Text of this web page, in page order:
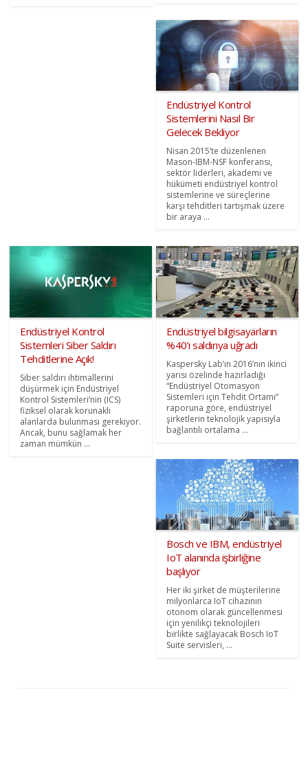
Endüstriyel Kontrol
Sistemlerini Nasıl Bir
Gelecek Bekliyor
Nisan 2015’te düzenlenen
Mason-IBM-NSF konferansı,
sektör liderleri, akademi ve
hükümeti endüstriyel kontrol
sistemlerine ve süreçlerine
karşı tehditleri tartışmak üzere
bir araya ...
Endüstriyel Kontrol
Sistemleri Siber Saldırı
Tehditlerine Açık!
Siber saldırı ihtimallerini
düşürmek için Endüstriyel
Kontrol Sistemleri’nin (ICS)
fiziksel olarak korunaklı
alanlarda bulunması gerekiyor.
Ancak, bunu sağlamak her
zaman mümkün ...
Endüstriyel bilgisayarların
%40’ı saldırıya uğradı
Kaspersky Lab’ın 2016’nın ikinci
yarısı özelinde hazırladığı
“Endüstriyel Otomasyon
Sistemleri için Tehdit Ortamı”
raporuna göre, endüstriyel
şirketlerin teknolojik yapısıyla
bağlantılı ortalama ...
Bosch ve IBM, endüstriyel
IoT alanında işbirliğine
başlıyor
Her iki şirket de müşterilerine
milyonlarca IoT cihazının
otonom olarak güncellenmesi
için yenilikçi teknolojileri
birlikte sağlayacak Bosch IoT
Suite servisleri, ...